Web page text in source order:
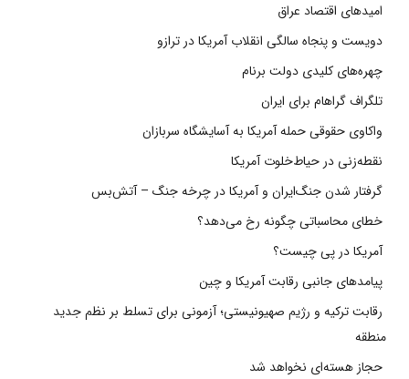
امیدهای اقتصاد عراق
دویست و پنجاه سالگی انقلاب آمریکا در ترازو
چهره‌های کلیدی دولت برنام
تلگراف گراهام برای ایران
واکاوی حقوقی حمله آمریکا به آسایشگاه سربازان
نقطه‌زنی در حیاط‌خلوت آمریکا
گرفتار شدن جنگ‌ایران و آمریکا در چرخه جنگ – آتش‌بس
خطای محاسباتی چگونه رخ می‌دهد؟
آمریکا در پی چیست؟
پیامدهای جانبی رقابت آمریکا و چین
رقابت ترکیه و رژیم صهیونیستی؛ آزمونی برای تسلط بر نظم جدید
منطقه
حجاز هسته‌ای نخواهد شد